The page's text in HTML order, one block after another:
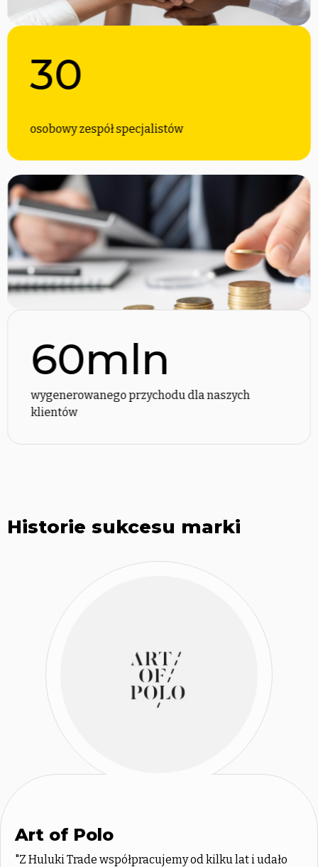
30
osobowy zespół specjalistów
60mln
wygenerowanego przychodu dla naszych
klientów
Historie sukcesu marki
Art of Polo
"Z Huluki Trade współpracujemy od kilku lat i udało